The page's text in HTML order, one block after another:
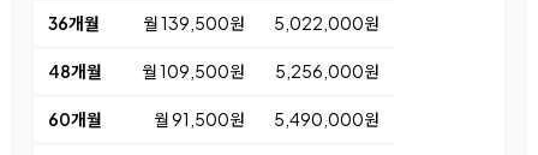
36개월 월 139,500원 5,022,000원
48개월 월 109,500원 5,256,000원
60개월 월 91,500원 5,490,000원